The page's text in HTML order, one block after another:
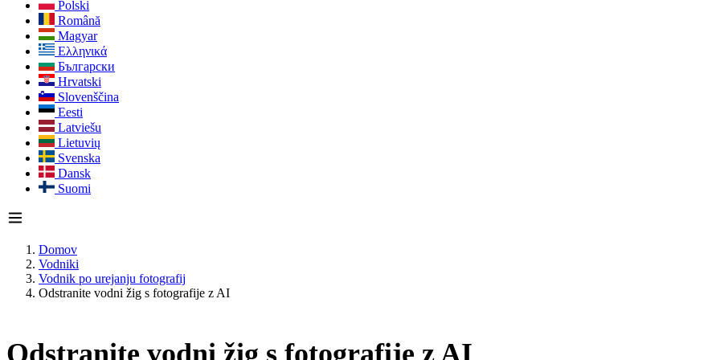
Polski
Română
Magyar
Ελληνικά
Български
Hrvatski
Slovenščina
Eesti
Latviešu
Lietuvių
Svenska
Dansk
Suomi
Domov
Vodniki
Vodnik po urejanju fotografij
Odstranite vodni žig s fotografije z AI